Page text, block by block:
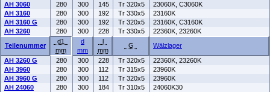
AH 3060
280 300 145 Tr 320x5
23060K, C3060K
AH 3160
280 300 192 Tr 330x5
23160K
AH 3160 G
280 300 192 Tr 320x5
23160K, C3160K
AH 3260
280 300 228 Tr 330x5
22360K, 23260K
Teilenummer
d1
mm
d
mm
l
mm
G Wälzlager
AH 3260 G 280 300 228 Tr 320x5
22360K, 23260K
AH 3960
280 300 112 Tr 315x5
23960K
AH 3960 G
280 300 112 Tr 320x5
23960K
AH 24060
280 300 184 Tr 310x5
24060K30